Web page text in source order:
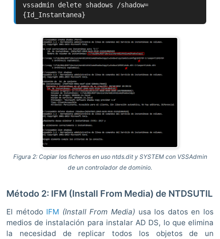
vssadmin delete shadows /shadow=
{Id_Instantanea}
Figura 2: Copiar los ficheros en uso ntds.dit y SYSTEM con VSSAdmin
de un controlador de dominio.
Método 2: IFM (Install From Media) de NTDSUTIL
El método IFM (Install From Media) usa los datos en los
medios de instalación para instalar AD DS, lo que elimina
la necesidad de replicar todos los objetos de un